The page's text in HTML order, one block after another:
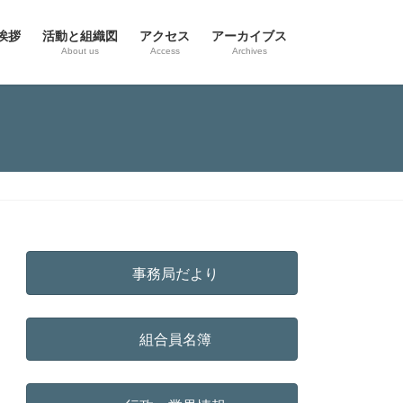
拶 活動と組織図
About us
アクセス
Access
アーカイブス
Archives
事務局だより
組合員名簿